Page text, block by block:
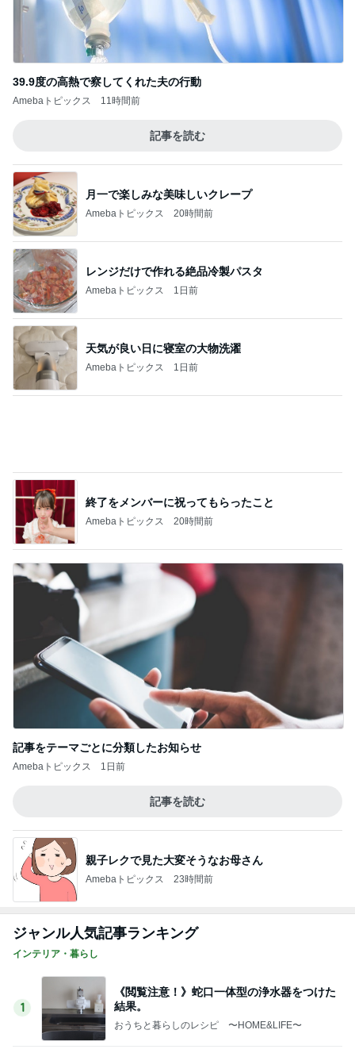
月一で楽しみな美味しいクレープ
Amebaトピックス 20時間前
Amebaトピックス 1日前
天気が良い日に寝室の大物洗濯
Amebaトピックス 1日前
終了をメンバーに祝ってもらったこと
Amebaトピックス 20時間前
記事をテーマごとに分類したお知らせ
Amebaトピックス
記事を読む
親子レクで見た大変そうなお母さん
Amebaトピックス
ジャンル人気記事ランキング
《閲覧注意！》蛇口一体型の浄水器をつけた
結果。
おうちと暮らしのレシピ 〜HOME&LIFE〜
おうちと暮らしのレシピ 〜HOME&LIFE〜
3
【瓦修理詐欺】100万円の契約、クーリング
オフできるのか
進撃のおはるさん〜家づくり失敗したけど私は元気